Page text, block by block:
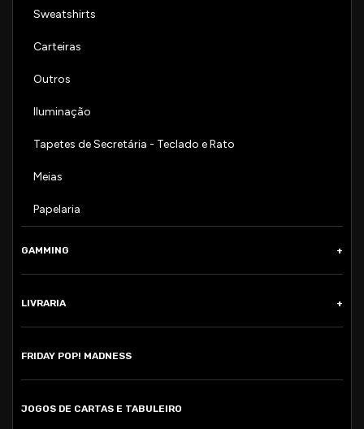
Sweatshirts
Carteiras
Outros
Iluminação
Tapetes de Secretária - Teclado e Rato
Meias
Papelaria
GAMMING
LIVRARIA
FRIDAY POP! MADNESS
JOGOS DE CARTAS E TABULEIRO